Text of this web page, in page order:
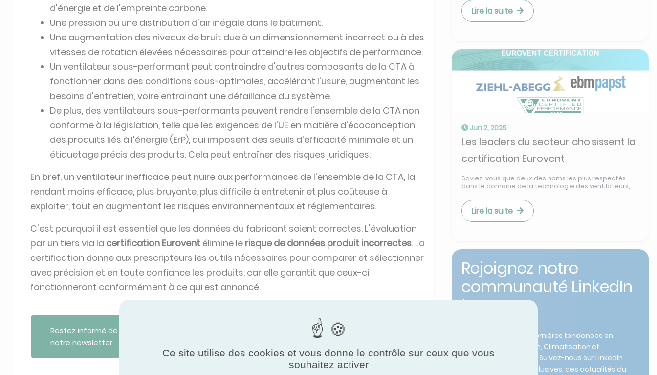
d'énergie et de l'empreinte carbone.
Une pression ou une distribution d'air inégale dans le bâtiment.
Une augmentation des niveaux de bruit due à un dimensionnement incorrect ou à des
vitesses de rotation élevées nécessaires pour atteindre les objectifs de performance.
Un ventilateur sous-performant peut contraindre d'autres composants de la CTA à
fonctionner dans des conditions sous-optimales, accélérant l'usure, augmentant les
besoins d'entretien, voire entraînant une défaillance du système.
De plus, des ventilateurs sous-performants peuvent rendre l'ensemble de la CTA non
conforme à la législation, telle que les exigences de l'UE en matière d'écoconception
des produits liés à l'énergie (ErP), qui imposent des seuils d'efficacité minimale et un
étiquetage précis des produits. Cela peut entraîner des risques juridiques.
En bref, un ventilateur inefficace peut nuire aux performances de l'ensemble de la CTA, la
rendant moins efficace, plus bruyante, plus difficile à entretenir et plus coûteuse à
exploiter, tout en augmentant les risques environnementaux et réglementaires.
C'est pourquoi il est essentiel que les données du fabricant soient correctes. L'évaluation
par un tiers via la certification Eurovent élimine le risque de données produit incorrectes. La
certification donne aux prescripteurs les outils nécessaires pour comparer et sélectionner
avec précision et en toute confiance les produits, car elle garantit que ceux-ci
fonctionneront conformément à ce qui est annoncé.
Restez informé de toutes les mises à jour en vous abonnant à
notre newsletter.
Abonnez-vous
Lire la suite
Jun 2, 2025
Les leaders du secteur choisissent la
certification Eurovent
Saviez-vous que deux des noms les plus respectés
dans le domaine de la technologie des ventilateurs,...
Lire la suite
Rejoignez notre
communauté LinkedIn
!
Restez informé des dernières tendances en
Chauffage, Ventilation, Climatisation et
Réfrigération (HVACR). Suivez-nous sur LinkedIn
pour des analyses exclusives, des actualités du
Ce site utilise des cookies et vous donne le contrôle sur ceux que vous
souhaitez activer